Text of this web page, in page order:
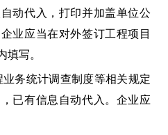
动代入，打印并加盖单位公
业应当在对外签订工程项目
填写。
务统计调查制度等相关规定
已有信息自动代入。企业应